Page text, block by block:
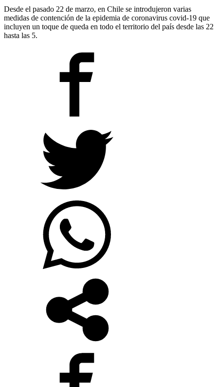
Desde el pasado 22 de marzo, en Chile se introdujeron varias
medidas de contención de la epidemia de coronavirus covid-19 que
incluyen un toque de queda en todo el territorio del país desde las 22
hasta las 5.